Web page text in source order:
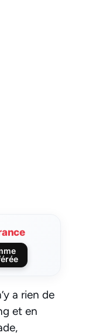
a rien de
et en